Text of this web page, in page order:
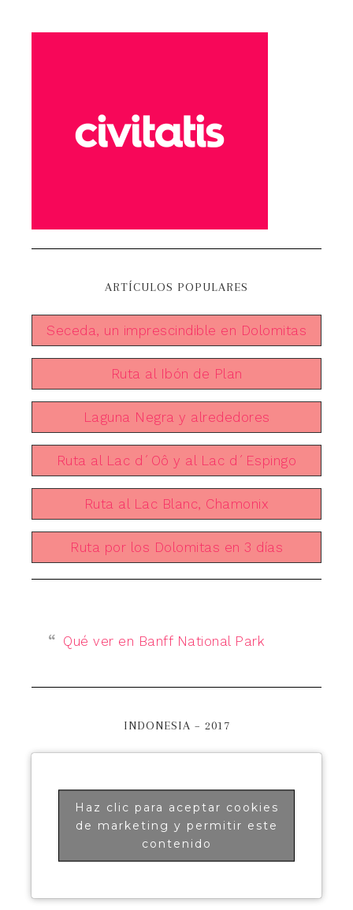
ARTÍCULOS POPULARES
Seceda, un imprescindible en Dolomitas
Ruta al Ibón de Plan
Laguna Negra y alrededores
Ruta al Lac d´Oô y al Lac d´Espingo
Ruta al Lac Blanc, Chamonix
Ruta por los Dolomitas en 3 días
Qué ver en Banff National Park
INDONESIA – 2017
Haz clic para aceptar cookies
de marketing y permitir este
contenido